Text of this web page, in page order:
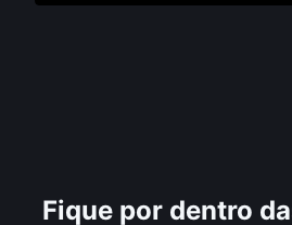
Fique por dentro